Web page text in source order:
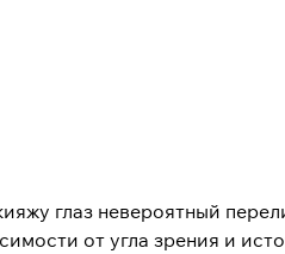
глаз невероятный
от угла зрения и